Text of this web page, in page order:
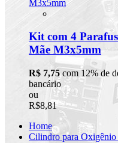
Kit com 4
Mãe M3x5mm
R$ 7,75com 12% de
bancário
ou
R$8,81
Home
Cilindro para